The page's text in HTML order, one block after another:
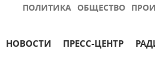
ПОЛИТИКА ОБЩЕСТВО
НОВОСТИ ПРЕСС-ЦЕНТР